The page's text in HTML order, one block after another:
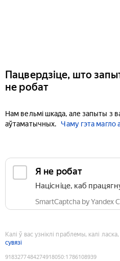
Пацвердзіце, што
не робат
Нам вельмі шкада, але запыты з
аўтаматычных.
Чаму гэта магло
Я не робат
Націсніце, каб
SmartCaptcha by Yandex
Калі ў вас узніклі праблемы, калі
сувязі
9183277484274918050:1786108939